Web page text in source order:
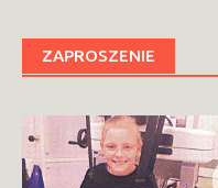
ZAPROSZENIE